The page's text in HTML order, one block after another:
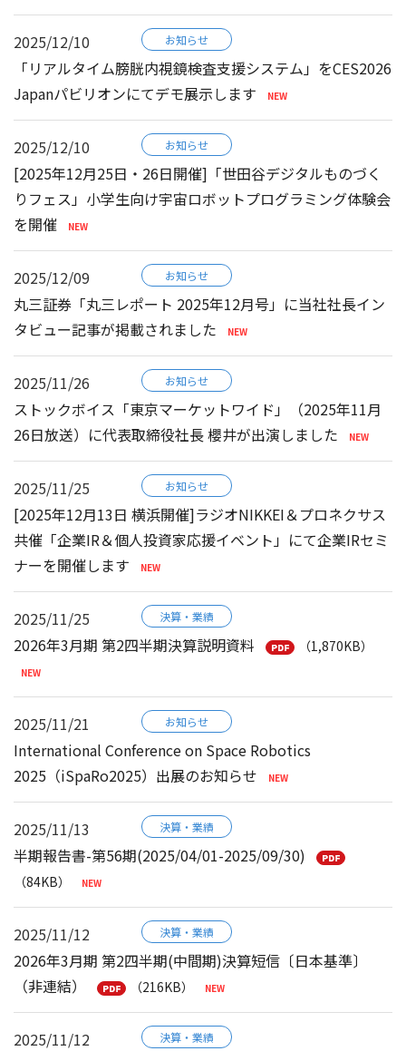
2025/12/10 お知らせ
「リアルタイム膀胱内視鏡検査支援システム」をCES2026
Japanパビリオンにてデモ展示します
2025/12/10 お知らせ
[2025年12月25日・26日開催]「世田谷デジタルものづく
りフェス」小学生向け宇宙ロボットプログラミング体験会
を開催
2025/12/09 お知らせ
丸三証券「丸三レポート 2025年12月号」に当社社長イン
タビュー記事が掲載されました
2025/11/26 お知らせ
ストックボイス「東京マーケットワイド」（2025年11月
26日放送）に代表取締役社長 櫻井が出演しました
2025/11/25 お知らせ
[2025年12月13日 横浜開催]ラジオNIKKEI＆プロネクサス
共催「企業IR＆個人投資家応援イベント」にて企業IRセミ
ナーを開催します
2025/11/25 決算・業績
2026年3月期 第2四半期決算説明資料 （1,870KB）
2025/11/21 お知らせ
International Conference on Space Robotics
2025（iSpaRo2025）出展のお知らせ
2025/11/13 決算・業績
半期報告書-第56期(2025/04/01-2025/09/30)
（84KB）
2025/11/12 決算・業績
2026年3月期 第2四半期(中間期)決算短信〔日本基準〕
（非連結）
（216KB）
2025/11/12 決算・業績